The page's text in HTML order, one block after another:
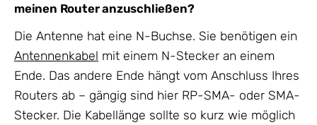
meinen Router anzuschließen?
Die Antenne hat eine N-Buchse. Sie benötigen ein
Antennenkabel mit einem N-Stecker an einem
Ende. Das andere Ende hängt vom Anschluss Ihres
Routers ab – gängig sind hier RP-SMA- oder SMA-
Stecker. Die Kabellänge sollte so kurz wie möglich